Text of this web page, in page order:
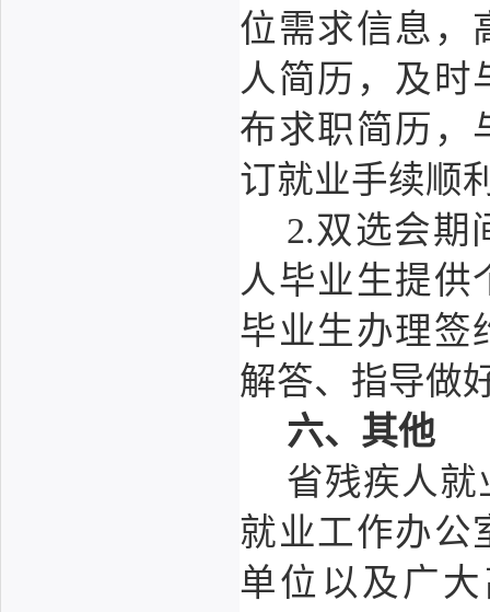
位需求信息，
人简历，及时
布求职简历，
订就业手续顺
2.双选会期
人毕业生提供
毕业生办理签
解答、指导做
六、其他
省残疾人
就业工作办公
单位以及广